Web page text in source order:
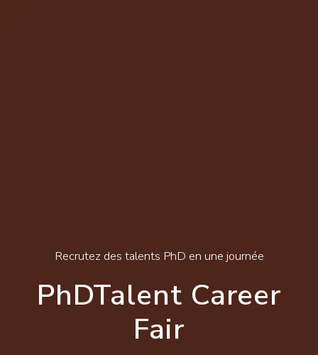
Recrutez des talents PhD en une journée
PhDTalent Career
Fair